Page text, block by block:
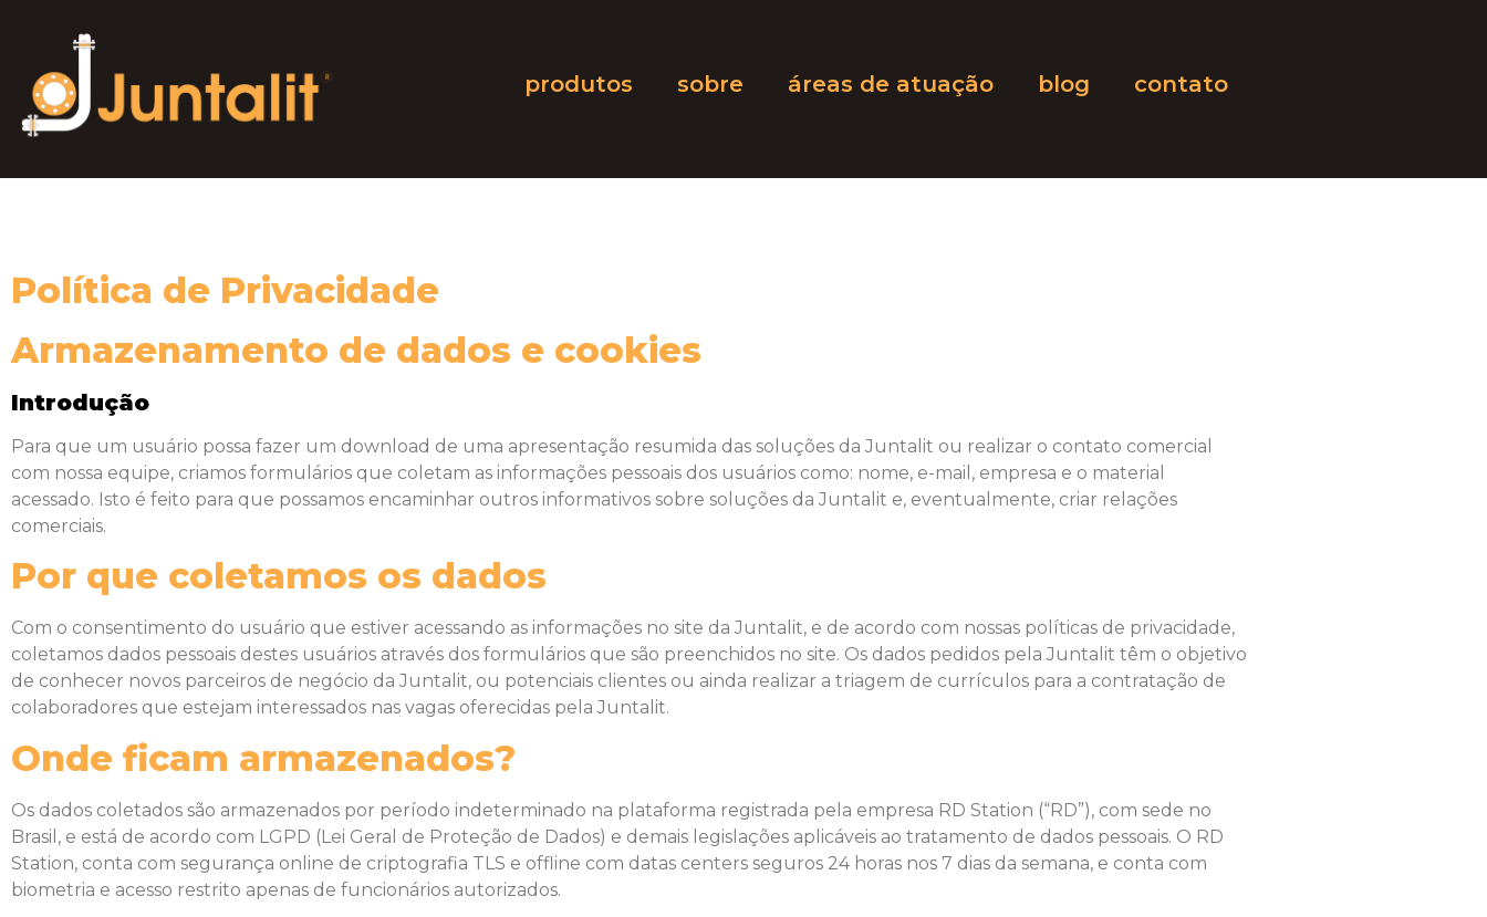
produtos sobre áreas de atuação blog contato
Política de Privacidade
Armazenamento de dados e cookies
Introdução
Para que um usuário possa fazer um download de uma apresentação resumida das soluções da Juntalit ou realizar o contato comercial
com nossa equipe, criamos formulários que coletam as informações pessoais dos usuários como: nome, e-mail, empresa e o material
acessado. Isto é feito para que possamos encaminhar outros informativos sobre soluções da Juntalit e, eventualmente, criar relações
comerciais.
Por que coletamos os dados
Com o consentimento do usuário que estiver acessando as informações no site da Juntalit, e de acordo com nossas políticas de privacidade,
coletamos dados pessoais destes usuários através dos formulários que são preenchidos no site. Os dados pedidos pela Juntalit têm o objetivo
de conhecer novos parceiros de negócio da Juntalit, ou potenciais clientes ou ainda realizar a triagem de currículos para a contratação de
colaboradores que estejam interessados nas vagas oferecidas pela Juntalit.
Onde ficam armazenados?
Os dados coletados são armazenados por período indeterminado na plataforma registrada pela empresa RD Station (“RD”), com sede no
Brasil, e está de acordo com LGPD (Lei Geral de Proteção de Dados) e demais legislações aplicáveis ao tratamento de dados pessoais. O RD
Station, conta com segurança online de criptografia TLS e offline com datas centers seguros 24 horas nos 7 dias da semana, e conta com
biometria e acesso restrito apenas de funcionários autorizados.